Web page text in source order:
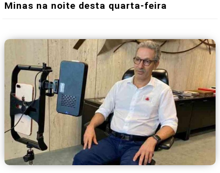
Minas na noite desta quarta-feira